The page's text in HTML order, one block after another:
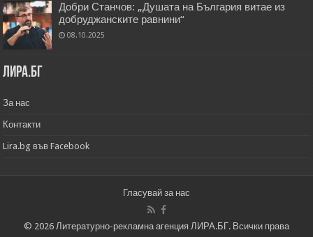
Добри Станчов: „Душата на България витае из
добруджанските равнини“
08.10.2025
Лира.бг
За нас
Контакти
Lira.bg във Facebook
Гласувай за нас
© 2026 Литературно-рекламна агенция ЛИРА.БГ. Всички права